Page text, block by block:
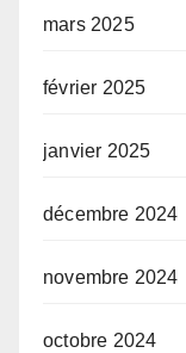
mars 2025
février 2025
janvier 2025
décembre 2024
novembre 2024
octobre 2024